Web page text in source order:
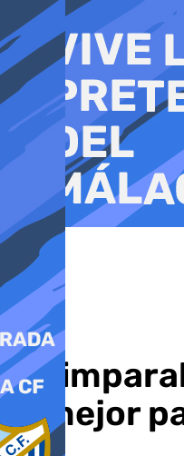
al
contenido
Un
el mejor